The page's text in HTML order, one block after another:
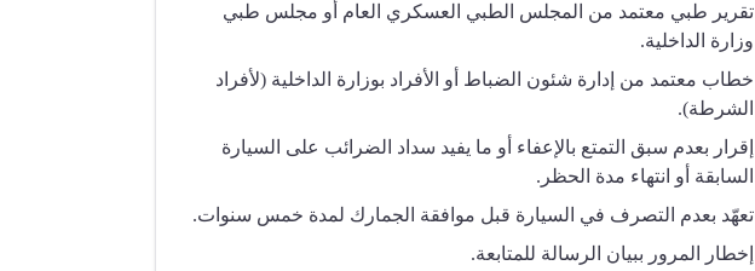
تقرير طبي معتمد من المجلس الطبي العسكري العام أو مجلس طبي
وزارة الداخلية.
خطاب معتمد من إدارة شئون الضباط أو الأفراد بوزارة الداخلية (لأفراد
الشرطة).
إقرار بعدم سبق التمتع بالإعفاء أو ما يفيد سداد الضرائب على السيارة
السابقة أو انتهاء مدة الحظر.
تعهّد بعدم التصرف في السيارة قبل موافقة الجمارك لمدة خمس سنوات.
إخطار المرور ببيان الرسالة للمتابعة.